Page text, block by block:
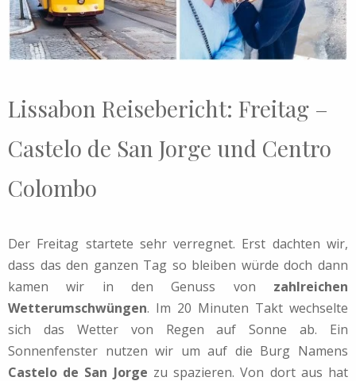
Lissabon Reisebericht: Freitag –
Castelo de San Jorge und Centro
Colombo
Der Freitag startete sehr verregnet. Erst dachten wir,
dass das den ganzen Tag so bleiben würde doch dann
kamen wir in den Genuss von zahlreichen
Wetterumschwüngen. Im 20 Minuten Takt wechselte
sich das Wetter von Regen auf Sonne ab. Ein
Sonnenfenster nutzen wir um auf die Burg Namens
Castelo de San Jorge zu spazieren. Von dort aus hat